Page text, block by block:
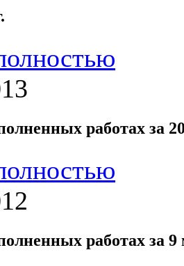
работах за
работах за 9